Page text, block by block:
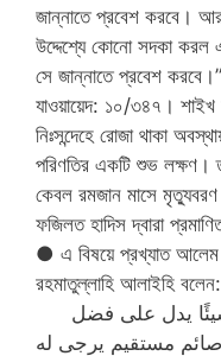
জান্নাতে প্রবেশ করবে।
উদ্দেশ্যে কোনো সদকা করল
সে জান্নাতে প্রবেশ
যাওয়ায়েদ: ১০/৩৪৭। শাইখ
নিঃসন্দেহে রোজা থাকা
পরিণতির একটি শুভ
কেবল রমজান মাসে
ফজিলত হাদিস দ্বারা
● এ বিষয়ে প্রখ্যাত
রহমাতুল্লাহি আলাইহি বলেন:
يدل على فضل
مستقيم يرجى له